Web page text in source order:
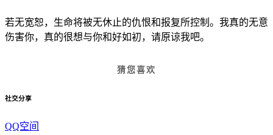
若无宽恕，生命将被无休止的仇恨和报复所控制。我真的无意
伤害你，真的很想与你和好如初，请原谅我吧。
猜您喜欢
社交分享
QQ空间